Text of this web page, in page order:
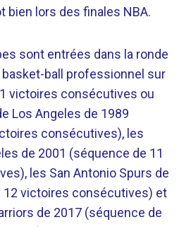
bien lors des finales NBA.
sont entrées dans la ronde
ball professionnel sur
victoires consécutives ou
Los Angeles de 1989
consécutives), les
de 2001 (séquence de 11
les San Antonio Spurs de
12 victoires consécutives) et
de 2017 (séquence de